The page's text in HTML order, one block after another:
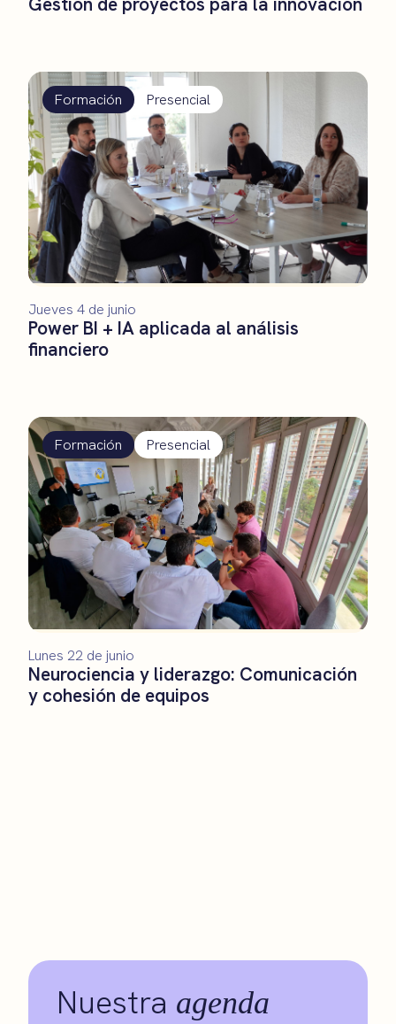
Formación Presencial
Power BI + IA aplicada al análisis
financiero
Jueves 4 de junio
Formación Presencial
Neurociencia y liderazgo: Comunicación
y cohesión de equipos
Lunes 22 de junio
Nuestra agenda